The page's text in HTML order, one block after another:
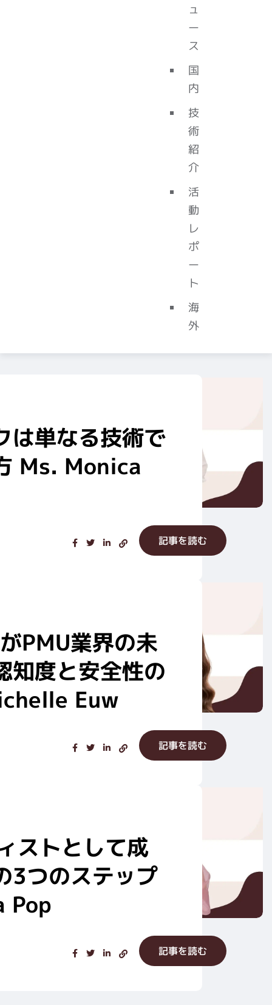
ュ
ー
ス
国
内
技
術
紹
介
活
動
レ
ポ
ー
ト
海
外
は単なる技術で
Ms. Monica
記事を読む
PMU業界の未
知度と安全性の
Euw
記事を読む
ストとして成
3つのステップ
Pop
記事を読む